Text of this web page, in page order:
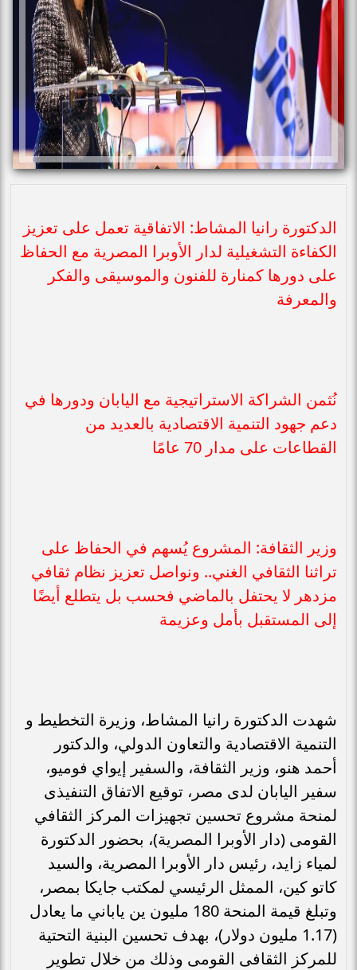
الدكتورة رانيا المشاط: الاتفاقية تعمل على تعزيز
الكفاءة التشغيلية لدار الأوبرا المصرية مع الحفاظ
على دورها كمنارة للفنون والموسيقى والفكر
والمعرفة
نُثمن الشراكة الاستراتيجية مع اليابان ودورها في
دعم جهود التنمية الاقتصادية بالعديد من
القطاعات على مدار 70 عامًا
وزير الثقافة: المشروع يُسهم في الحفاظ على
تراثنا الثقافي الغني.. ونواصل تعزيز نظام ثقافي
مزدهر لا يحتفل بالماضي فحسب بل يتطلع أيضًا
إلى المستقبل بأمل وعزيمة
شهدت الدكتورة رانيا المشاط، وزيرة التخطيط و
التنمية الاقتصادية والتعاون الدولي، والدكتور
أحمد هنو، وزير الثقافة، والسفير إيواي فوميو،
سفير اليابان لدى مصر، توقيع الاتفاق التنفيذى
لمنحة مشروع تحسين تجهيزات المركز الثقافي
القومى (دار الأوبرا المصرية)، بحضور الدكتورة
لمياء زايد، رئيس دار الأوبرا المصرية، والسيد
كاتو كين، الممثل الرئيسي لمكتب جايكا بمصر،
وتبلغ قيمة المنحة 180 مليون ين ياباني ما يعادل
(1.17 مليون دولار)، بهدف تحسين البنية التحتية
للمركز الثقافى القومى وذلك من خلال تطوير